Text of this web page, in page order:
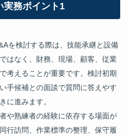
実務ポイント1
を検討する際は、技能承継と設備
はなく、財務、現場、顧客、従業
考えることが重要です。検討初期
手候補との面談で質問に答えやす
に進みます。
や熟練者の経験に依存する場面が
行訪問、作業標準の整理、保守履